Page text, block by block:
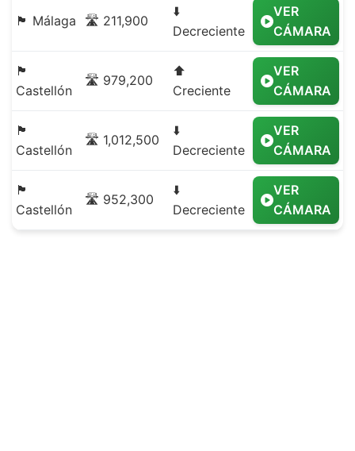
🏴 Málaga 🛣️ 211,900
⬇️
Decreciente
VER
CÁMARA
🏴
Castellón
🛣️ 979,200
⬆️
Creciente
VER
CÁMARA
🏴
Castellón
🛣️ 1,012,500
⬇️
Decreciente
VER
CÁMARA
🏴
Castellón
🛣️ 952,300
⬇️
Decreciente
VER
CÁMARA